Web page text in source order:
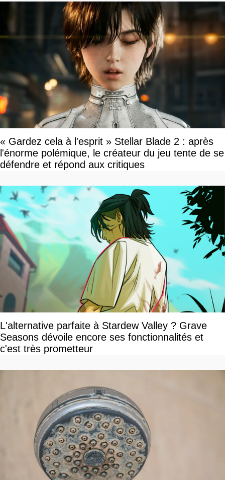
« Gardez cela à l'esprit » Stellar Blade 2 : après
l'énorme polémique, le créateur du jeu tente de se
défendre et répond aux critiques
L'alternative parfaite à Stardew Valley ? Grave
Seasons dévoile encore ses fonctionnalités et
c'est très prometteur